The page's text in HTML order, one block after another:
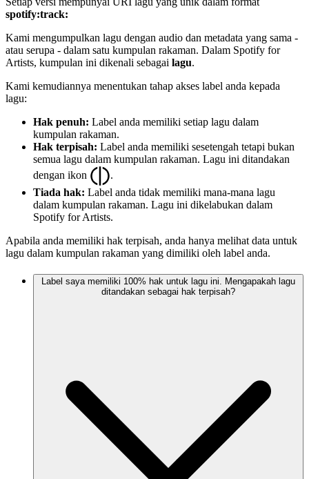
spotify:track:
Kami mengumpulkan lagu dengan audio dan metadata yang sama -
atau serupa - dalam satu kumpulan rakaman. Dalam Spotify for
Artists, kumpulan ini dikenali sebagai lagu.
Kami kemudiannya menentukan tahap akses label anda kepada
lagu:
Hak penuh: Label anda memiliki setiap lagu dalam
kumpulan rakaman.
Hak terpisah: Label anda memiliki sesetengah tetapi bukan
semua lagu dalam kumpulan rakaman. Lagu ini ditandakan
dengan ikon
.
Tiada hak: Label anda tidak memiliki mana-mana lagu
dalam kumpulan rakaman. Lagu ini dikelabukan dalam
Spotify for Artists.
Apabila anda memiliki hak terpisah, anda hanya melihat data untuk
lagu dalam kumpulan rakaman yang dimiliki oleh label anda.
Label saya memiliki 100% hak untuk lagu ini. Mengapakah lagu
ditandakan sebagai hak terpisah?